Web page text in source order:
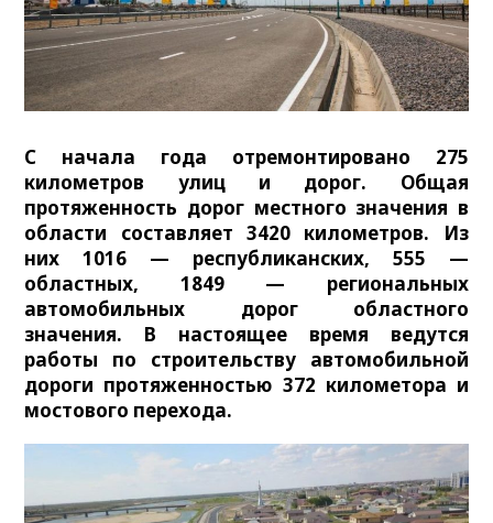
С начала года отремонтировано 275
километров улиц и дорог. Общая
протяженность дорог местного значения в
области составляет 3420 километров. Из
них 1016 — республиканских, 555 —
областных, 1849 — региональных
автомобильных дорог областного
значения. В настоящее время ведутся
работы по строительству автомобильной
дороги протяженностью 372 километора и
мостового перехода.